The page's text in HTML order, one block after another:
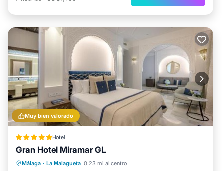
Muy bien valorado
Hotel
Gran Hotel Miramar GL
Málaga · La Malagueta 0.23 mi al centro
Frente al mar
Desayuno
Estación de carga para vehículos eléctricos